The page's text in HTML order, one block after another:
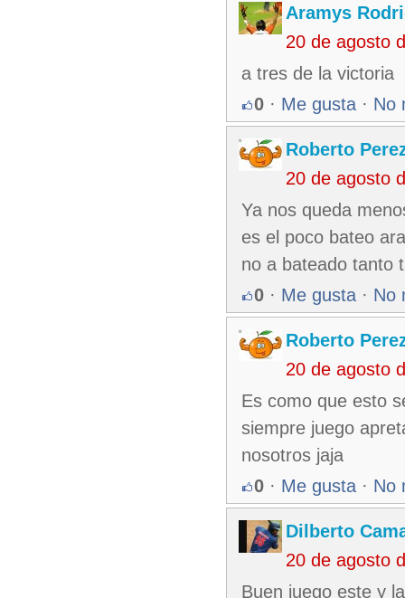
Aramys
20 de agosto
a tres de la victoria
0 · Me gusta · No
Roberto
20 de agosto
Ya nos queda
es el poco bateo
no a bateado tanto
0 · Me gusta · No
Roberto
20 de agosto
Es como que esto
siempre juego
nosotros jaja
0 · Me gusta · No
Dilberto
20 de agosto
Buen juego este y